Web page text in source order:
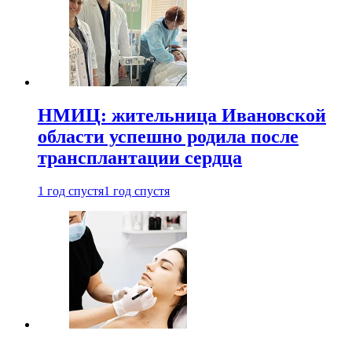
НМИЦ: жительница Ивановской
области успешно родила после
трансплантации сердца
1 год спустя1 год спустя